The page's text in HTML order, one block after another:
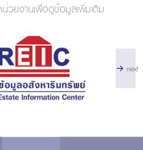
วยงานเพื่อดูข้อมูลเพิ่มเติม
next